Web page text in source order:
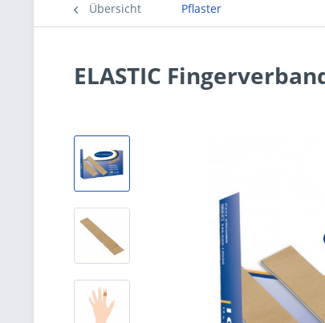
Übersicht Pflaster
ELASTIC